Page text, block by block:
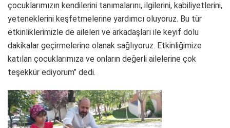
çocuklarımızın kendilerini tanımalarını, ilgilerini, kabiliyetlerini,
yeteneklerini keşfetmelerine yardımcı oluyoruz. Bu tür
etkinliklerimizle de aileleri ve arkadaşları ile keyif dolu
dakikalar geçirmelerine olanak sağlıyoruz. Etkinliğimize
katılan çocuklarımıza ve onların değerli ailelerine çok
teşekkür ediyorum’’ dedi.